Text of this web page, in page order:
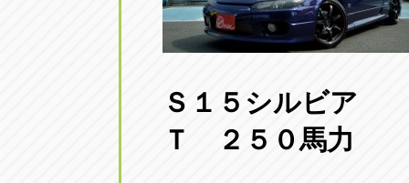
Ｓ１５シルビ
Ｔ ２５０馬力